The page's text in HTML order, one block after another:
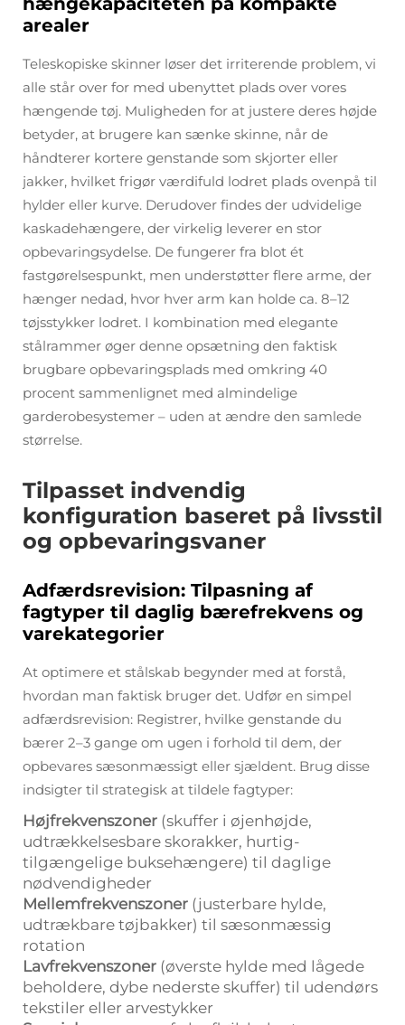
arealer
Teleskopiske skinner løser det irriterende problem, vi
alle står over for med ubenyttet plads over vores
hængende tøj. Muligheden for at justere deres højde
betyder, at brugere kan sænke skinne, når de
håndterer kortere genstande som skjorter eller
jakker, hvilket frigør værdifuld lodret plads ovenpå til
hylder eller kurve. Derudover findes der udvidelige
kaskadehængere, der virkelig leverer en stor
opbevaringsydelse. De fungerer fra blot ét
fastgørelsespunkt, men understøtter flere arme, der
hænger nedad, hvor hver arm kan holde ca. 8–12
tøjsstykker lodret. I kombination med elegante
stålrammer øger denne opsætning den faktisk
brugbare opbevaringsplads med omkring 40
procent sammenlignet med almindelige
garderobesystemer – uden at ændre den samlede
størrelse.
Tilpasset indvendig
konfiguration baseret på livsstil
og opbevaringsvaner
Adfærdsrevision: Tilpasning af
fagtyper til daglig bærefrekvens og
varekategorier
At optimere et stålskab begynder med at forstå,
hvordan man faktisk bruger det. Udfør en simpel
adfærdsrevision: Registrer, hvilke genstande du
bærer 2–3 gange om ugen i forhold til dem, der
opbevares sæsonmæssigt eller sjældent. Brug disse
indsigter til strategisk at tildele fagtyper:
Højfrekvenszoner (skuffer i øjenhøjde,
udtrækkelsesbare skorakker, hurtig-
tilgængelige buksehængere) til daglige
nødvendigheder
Mellemfrekvenszoner (justerbare hylde,
udtrækbare tøjbakker) til sæsonmæssig
rotation
Lavfrekvenszoner (øverste hylde med lågede
beholdere, dybe nederste skuffer) til udendørs
tekstiler eller arvestykker